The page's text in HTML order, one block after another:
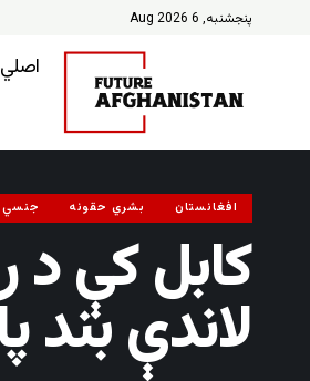
پنجشنبه, 6 Aug 2026
اصلي
افغانستان بشري حقونه جنسي
کابل کې د
لاندې بند